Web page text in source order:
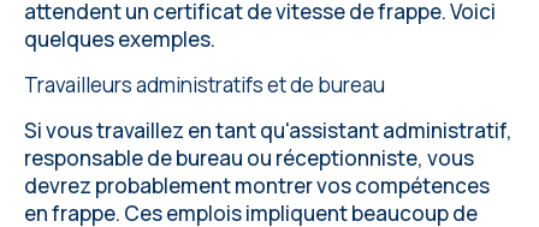
attendent un certificat de vitesse de frappe. Voici
quelques exemples.
Travailleurs administratifs et de bureau
Si vous travaillez en tant qu'assistant administratif,
responsable de bureau ou réceptionniste, vous
devrez probablement montrer vos compétences
en frappe. Ces emplois impliquent beaucoup de